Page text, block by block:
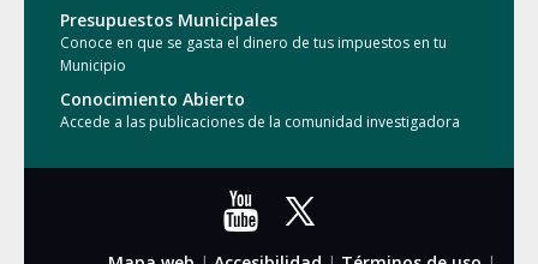
Presupuestos Municipales
Conoce en que se gasta el dinero de tus impuestos en tu
Municipio
Conocimiento Abierto
Accede a las publicaciones de la comunidad investigadora